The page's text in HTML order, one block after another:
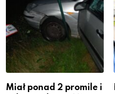
Miał ponad 2 promile i